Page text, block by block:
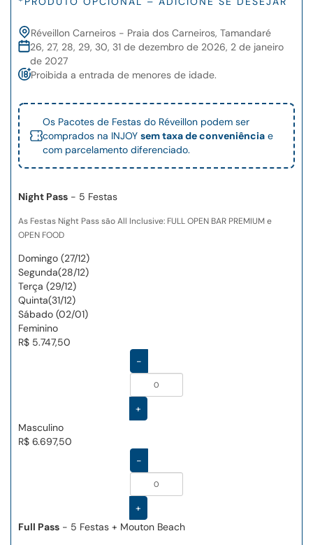
Réveillon Carneiros - Praia dos Carneiros, Tamandaré
26, 27, 28, 29, 30, 31 de dezembro de 2026, 2 de janeiro
de 2027
Proibida a entrada de menores de idade.
Os Pacotes de Festas do Réveillon podem ser
comprados na INJOY sem taxa de conveniência e
com parcelamento diferenciado.
Night Pass - 5 Festas
As Festas Night Pass são All Inclusive: FULL OPEN BAR PREMIUM e
OPEN FOOD
Domingo (27/12)
Segunda(28/12)
Terça (29/12)
Quinta(31/12)
Sábado (02/01)
Feminino
R$ 5.747,50
-
+
Masculino
R$ 6.697,50
-
+
Full Pass - 5 Festas + Mouton Beach